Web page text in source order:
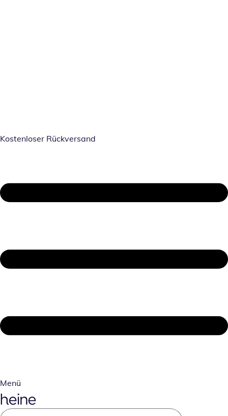
Kostenloser Rückversand
Menü